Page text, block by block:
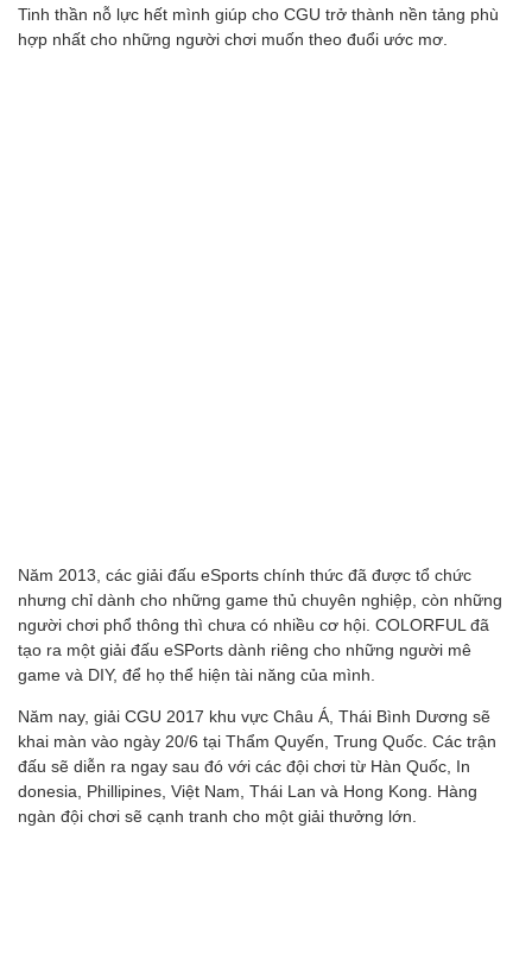
Tinh thần nỗ lực hết mình giúp cho CGU trở thành nền tảng phù
hợp nhất cho những người chơi muốn theo đuổi ước mơ.
Năm 2013, các giải đấu eSports chính thức đã được tổ chức
nhưng chỉ dành cho những game thủ chuyên nghiệp, còn những
người chơi phổ thông thì chưa có nhiều cơ hội. COLORFUL đã
tạo ra một giải đấu eSPorts dành riêng cho những người mê
game và DIY, để họ thể hiện tài năng của mình.
Năm nay, giải CGU 2017 khu vực Châu Á, Thái Bình Dương sẽ
khai màn vào ngày 20/6 tại Thẩm Quyến, Trung Quốc. Các trận
đấu sẽ diễn ra ngay sau đó với các đội chơi từ Hàn Quốc, In
donesia, Phillipines, Việt Nam, Thái Lan và Hong Kong. Hàng
ngàn đội chơi sẽ cạnh tranh cho một giải thưởng lớn.